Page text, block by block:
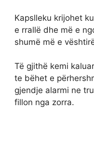
Kapslleku krijohet
e rrallë dhe më e
shumë më e
Të gjithë kemi
te bëhet e
gjendje alarmi ne
fillon nga zorra.